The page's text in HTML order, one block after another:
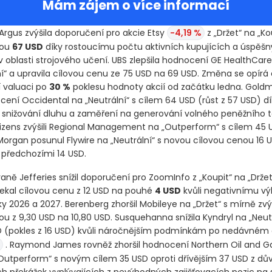
Mám zájem o více informací
zvýšila doporučení pro akcie Etsy -4,19 % z „Držet“ na
67 USD díky rostoucímu počtu aktivních kupujících a
strojového učení. UBS zlepšila hodnocení GE HealthCare
a upravila cílovou cenu ze 75 USD na 69 USD. Změna se opírá
po 30 % poklesu hodnoty akcií od začátku ledna.
Occidental na „Neutrální“ s cílem 64 USD (růst z 57 USD)
dluhu a zaměření na generování volného peněžního
zvýšili Regional Management na „Outperform“ s cílem 45
posunul Flywire na „Neutrální“ s novou cílovou cenou 16
14 USD.
Jefferies snížil doporučení pro ZoomInfo z „Koupit“ na
cílovou cenu z 12 USD na pouhé 4 USD kvůli negativnímu
2026 a 2027. Berenberg zhoršil Mobileye na „Držet“ s mírně
z 9,30 USD na 10,80 USD. Susquehanna snížila Kyndryl na
(pokles z 16 USD) kvůli náročnějším podmínkám po nedávném
. Raymond James rovněž zhoršil hodnocení Northern Oil and
s novým cílem 35 USD oproti dřívějším 37 USD z